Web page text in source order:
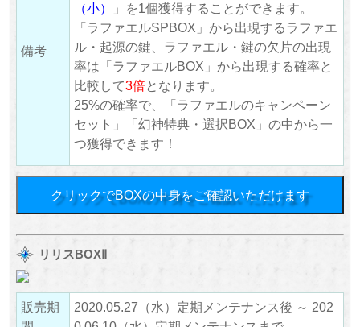
備考
（小）
」を1個獲得することができます。
「ラファエルSPBOX」から出現するラファエ
ル・起源の鍵、ラファエル・鍵の欠片の出現
率は「ラファエルBOX」から出現する確率と
比較して3倍となります。
25%の確率で、「ラファエルのキャンペーン
セット」「幻神特典・選択BOX」の中から一
つ獲得できます！
クリックでBOXの中身をご確認いただけます
リリスBOXⅡ
販売期
2020.05.27（水）定期メンテナンス後 ～ 202